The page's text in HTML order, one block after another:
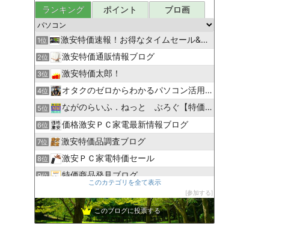
ランキング ポイント ブロ画
1位 激安特価速報！お得なタイムセール&クーポン情報ブログ
2位 激安特価通販情報ブログ
3位 激安特価太郎！
4位 オタクのゼロからわかるパソコン活用術
5位 ながのらいふ．ねっと ぶろぐ【特価情報】
6位 価格激安ＰＣ家電最新情報ブログ
7位 激安特価品調査ブログ
8位 激安ＰＣ家電特価セール
9位 特価商品発見ブログ
11位 激安速報 特価品伝道者
12位 激安特価ドットコム
このカテゴリを全て表示
参加する
このブログに投票する